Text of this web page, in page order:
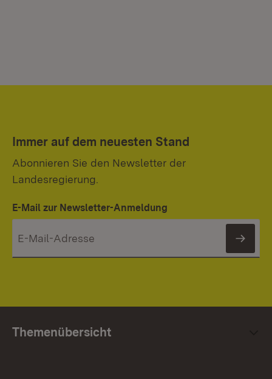
Immer auf dem neuesten Stand
Abonnieren Sie den Newsletter der
Landesregierung.
E-Mail zur Newsletter-Anmeldung
Themenübersicht